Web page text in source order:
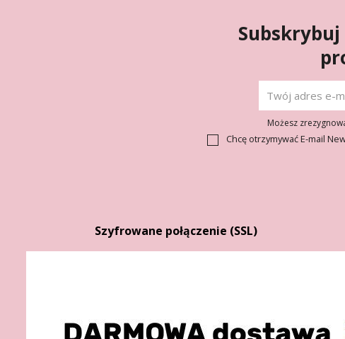
Możesz
Chcę otrzymywać E-mail
Szyfrowane połączenie (SSL)